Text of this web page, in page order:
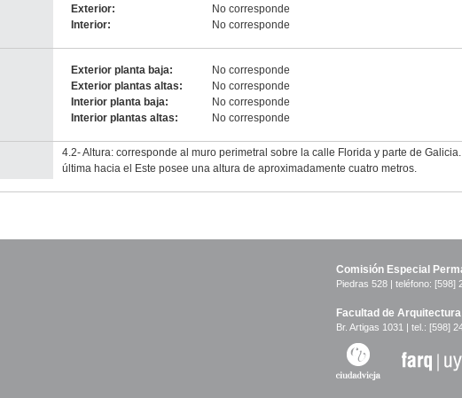
Exterior:
No corresponde
Interior:
No corresponde
Exterior planta baja:
No corresponde
Exterior plantas altas:
No corresponde
Interior planta baja:
No corresponde
Interior plantas altas:
No corresponde
4.2- Altura: corresponde al muro perimetral sobre la calle Florida y parte de
última hacia el Este posee una altura de aproximadamente cuatro metros.
Comisión Especial
Piedras 528 | teléfono: [598]
Facultad de Arquitectura
Br. Artigas 1031 | tel.: [598]